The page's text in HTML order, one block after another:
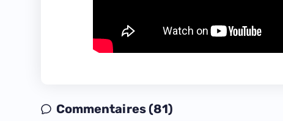
Commentaires (81)